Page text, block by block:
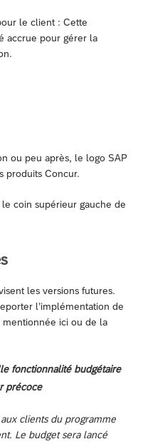
le client : Cette
accrue pour gérer la
ou peu après, le logo SAP
produits Concur.
coin supérieur gauche de
les versions futures.
l’implémentation de
ici ou de la
fonctionnalité budgétaire
précoce
clients du programme
Le budget sera lancé